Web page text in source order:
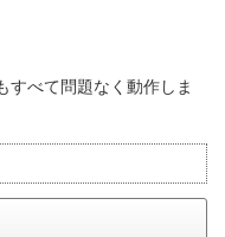
すべて問題なく動作しま